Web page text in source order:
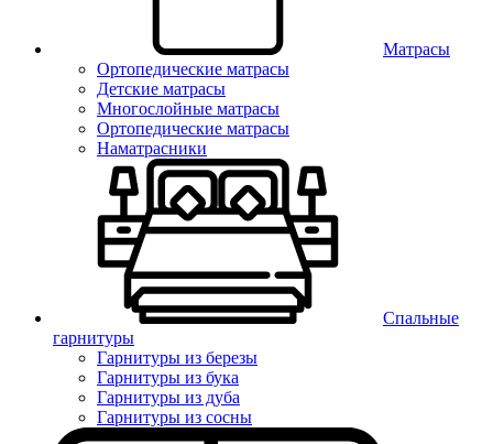
Матрасы
Ортопедические матрасы
Детские матрасы
Многослойные матрасы
Ортопедические матрасы
Наматрасники
Спальные
гарнитуры
Гарнитуры из березы
Гарнитуры из бука
Гарнитуры из дуба
Гарнитуры из сосны